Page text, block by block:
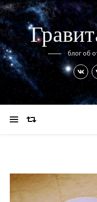
блог об